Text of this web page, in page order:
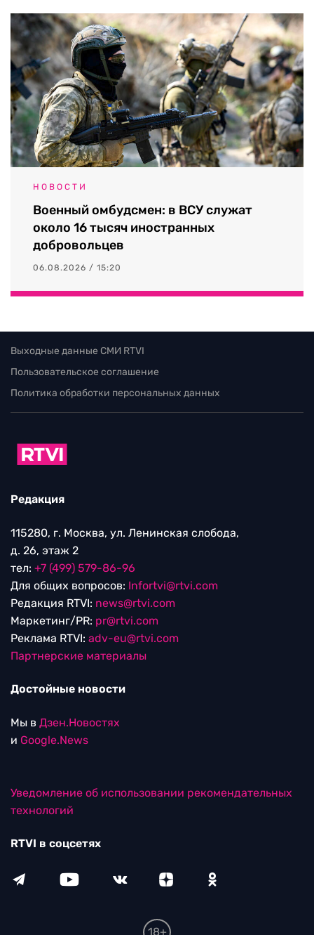
НОВОСТИ
Военный омбудсмен: в ВСУ служат
около 16 тысяч иностранных
добровольцев
06.08.2026 / 15:20
Выходные данные СМИ RTVI
Пользовательское соглашение
Политика обработки персональных данных
Редакция
115280, г. Москва, ул. Ленинская слобода,
д. 26, этаж 2
тел: +7 (499) 579-86-96
Для общих вопросов: Infortvi@rtvi.com
Редакция RTVI: news@rtvi.com
Маркетинг/PR: pr@rtvi.com
Реклама RTVI: adv-eu@rtvi.com
Партнерские материалы
Достойные новости
Мы в Дзен.Новостях
и Google.News
Уведомление об использовании рекомендательных
технологий
RTVI в соцсетях
18+